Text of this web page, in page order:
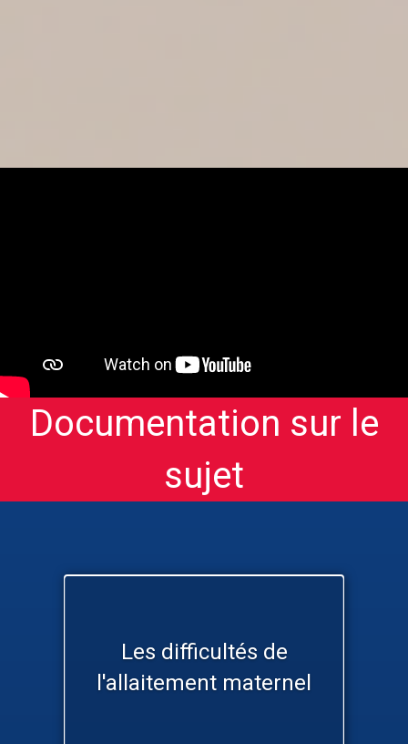
Documentation sur le
sujet
Les difficultés de
l'allaitement maternel